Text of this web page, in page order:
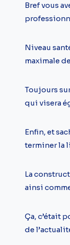
Bref vous
Niveau
maximale
Toujours
qui visera
Enfin, et
terminer la
La
ainsi
Ça, c’était
de